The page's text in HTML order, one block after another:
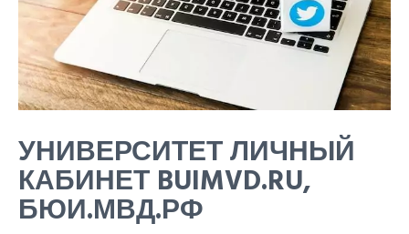
УНИВЕРСИТЕТ ЛИЧНЫЙ
КАБИНЕТ BUIMVD.RU,
БЮИ.МВД.РФ